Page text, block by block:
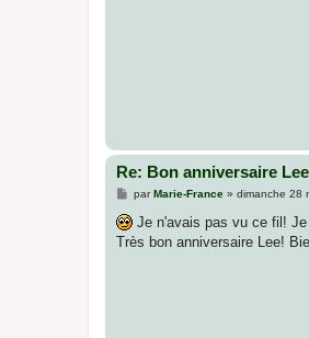
Re: Bon anniversaire
M
s
s
a
parMarie-France» dimanche 28
Je n'avais pas vu ce fil!
Très bon anniversaire Lee!